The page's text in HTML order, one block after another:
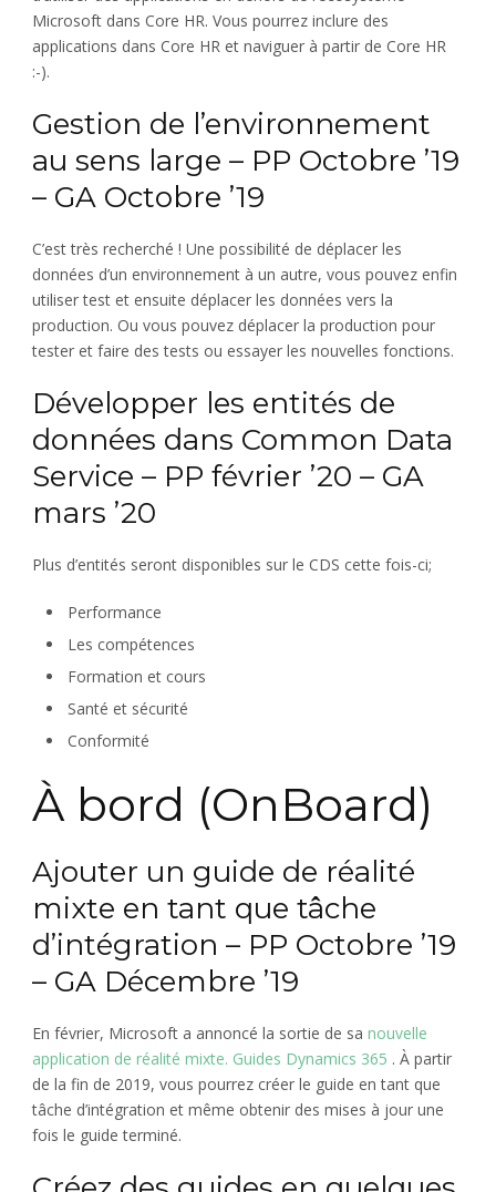
Microsoft dans Core HR. Vous pourrez inclure des
applications dans Core HR et naviguer à partir de Core HR
:-).
Gestion de l’environnement
au sens large – PP Octobre ’19
– GA Octobre ’19
C’est très recherché ! Une possibilité de déplacer les
données d’un environnement à un autre, vous pouvez enfin
utiliser test et ensuite déplacer les données vers la
production. Ou vous pouvez déplacer la production pour
tester et faire des tests ou essayer les nouvelles fonctions.
Développer les entités de
données dans Common Data
Service – PP février ’20 – GA
mars ’20
Plus d’entités seront disponibles sur le CDS cette fois-ci;
Performance
Les compétences
Formation et cours
Santé et sécurité
Conformité
À bord (OnBoard)
Ajouter un guide de réalité
mixte en tant que tâche
d’intégration – PP Octobre ’19
– GA Décembre ’19
En février, Microsoft a annoncé la sortie de sa nouvelle
application de réalité mixte. Guides Dynamics 365 . À partir
de la fin de 2019, vous pourrez créer le guide en tant que
tâche d’intégration et même obtenir des mises à jour une
fois le guide terminé.